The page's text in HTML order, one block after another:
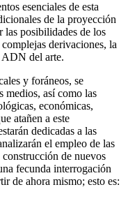
esenciales de esta
de la proyección
las posibilidades de los
derivaciones, la
ADN del arte.
y foráneos, se
medios, así como las
económicas,
atañen a este
dedicadas a las
el empleo de las
de nuevos
fecunda interrogación
de ahora mismo; esto es: